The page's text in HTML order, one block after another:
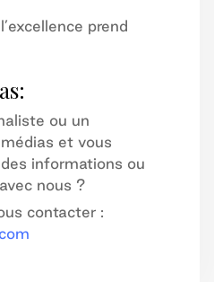
prend
ou un
et vous
informations ou
nous ?
contacter :